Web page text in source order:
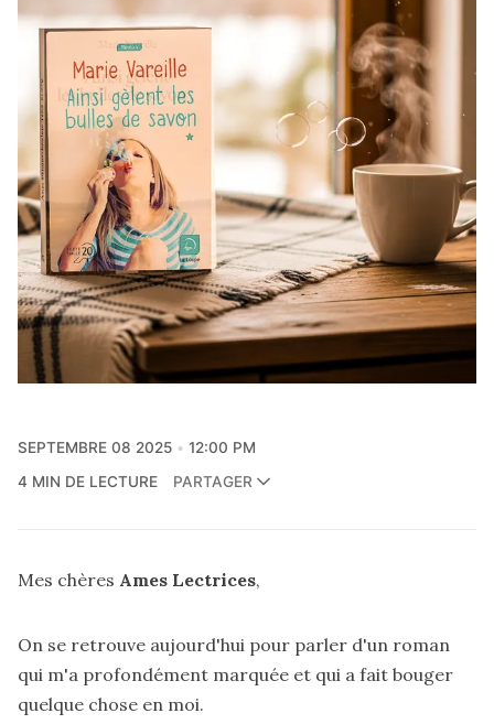
SEPTEMBRE 08 2025
12:00 PM
4 MIN DE LECTURE
PARTAGER
Mes chères Ames Lectrices,
On se retrouve aujourd'hui pour parler d'un roman
qui m'a profondément marquée et qui a fait bouger
quelque chose en moi.